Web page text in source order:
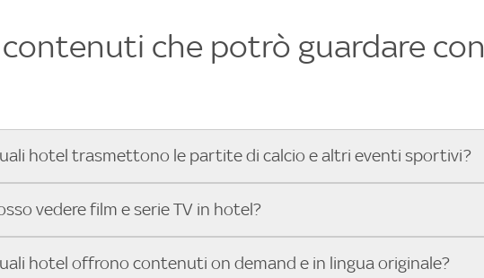
che potrò guardare
hotel trasmettono le partite di calcio e altri eventi sportivi?
cerchi un hotel dove poter vedere le partite di Serie A, UEFA Champions
trasmette gli eventi sportivi.
vedere film e serie TV in hotel?
gli hotel che hanno Sky in camera offrono una vasta selezione di film
hotel offrono contenuti on demand e in lingua originale?